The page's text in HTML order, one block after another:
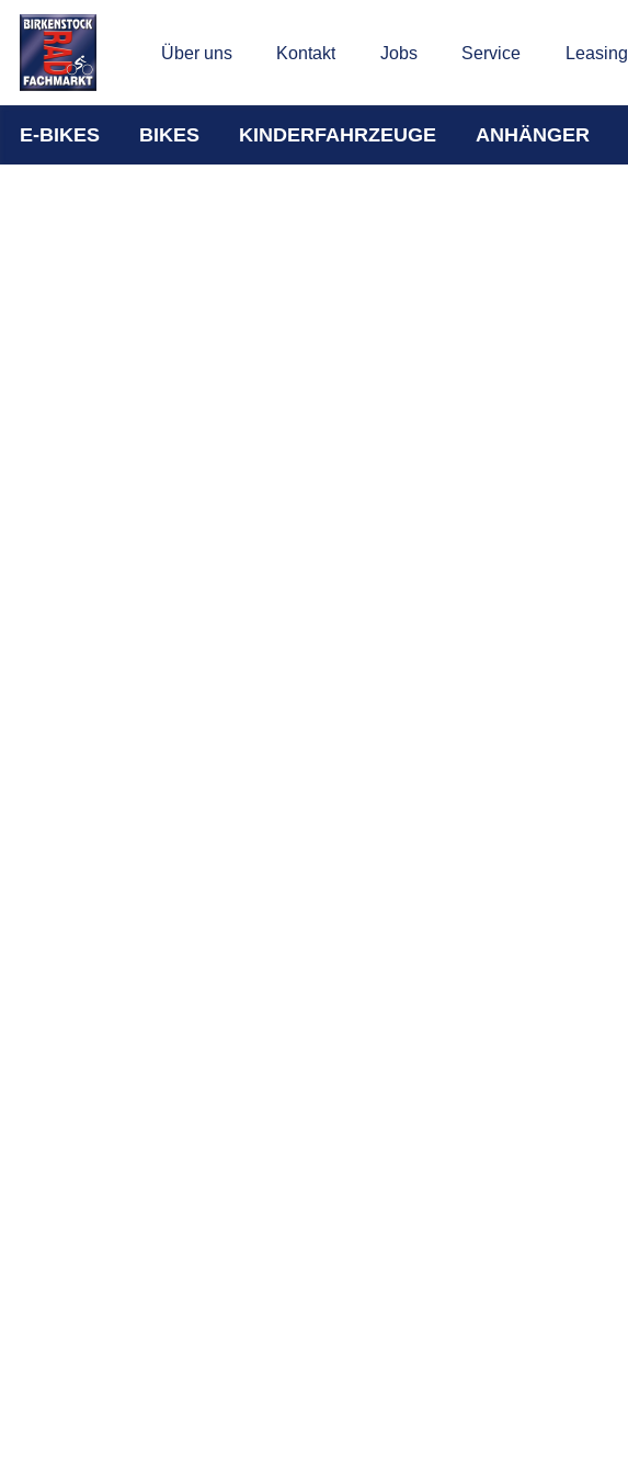
Über uns Kontakt Jobs Service Leasing
E-BIKES BIKES KINDERFAHRZEUGE ANHÄNGER